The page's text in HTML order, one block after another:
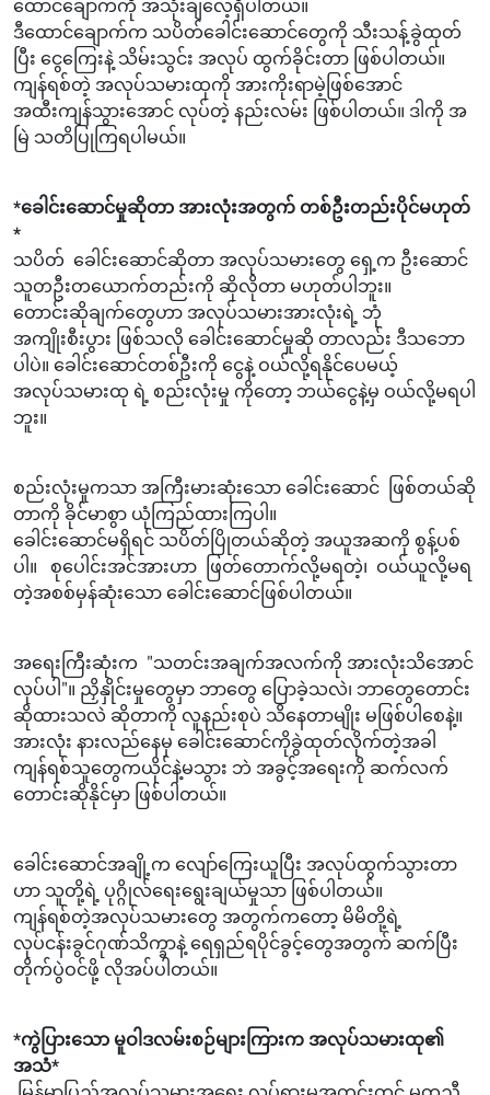
ထောင်ချောက်ကို အသုံးချလေ့ရှိပါတယ်။
ဒီထောင်ချောက်က သပိတ်ခေါင်းဆောင်တွေကို သီးသန့်ခွဲထုတ်
ပြီး ငွေကြေးနဲ့ သိမ်းသွင်း အလုပ် ထွက်ခိုင်းတာ ဖြစ်ပါတယ်။
ကျန်ရစ်တဲ့ အလုပ်သမားထုကို အားကိုးရာမဲ့ဖြစ်အောင်
အထီးကျန်သွားအောင် လုပ်တဲ့ နည်းလမ်း ဖြစ်ပါတယ်။ ဒါကို အ
မြဲ သတိပြုကြရပါမယ်။
*ခေါင်းဆောင်မှုဆိုတာ အားလုံးအတွက် တစ်ဦးတည်းပိုင်မဟုတ်
*
သပိတ် ခေါင်းဆောင်ဆိုတာ အလုပ်သမားတွေ ရှေ့က ဦးဆောင်
သူတဦးတယောက်တည်းကို ဆိုလိုတာ မဟုတ်ပါဘူး။
တောင်းဆိုချက်တွေဟာ အလုပ်သမားအားလုံးရဲ့ ဘုံ
အကျိုးစီးပွား ဖြစ်သလို ခေါင်းဆောင်မှုဆို တာလည်း ဒီသဘော
ပါပဲ။ ခေါင်းဆောင်တစ်ဦးကို ငွေနဲ့ ဝယ်လို့ရနိုင်ပေမယ့်
အလုပ်သမားထု ရဲ့ စည်းလုံးမှု ကိုတော့ ဘယ်ငွေနဲ့မှ ဝယ်လို့မရပါ
ဘူး။
စည်းလုံးမှုကသာ အကြီးမားဆုံးသော ခေါင်းဆောင် ဖြစ်တယ်ဆို
တာကို ခိုင်မာစွာ ယုံကြည်ထားကြပါ။
ခေါင်းဆောင်မရှိရင် သပိတ်ပြိုတယ်ဆိုတဲ့ အယူအဆကို စွန့်ပစ်
ပါ။ စုပေါင်းအင်အားဟာ ဖြတ်တောက်လို့မရတဲ့၊ ဝယ်ယူလို့မရ
တဲ့အစစ်မှန်ဆုံးသော ခေါင်းဆောင်ဖြစ်ပါတယ်။
အရေးကြီးဆုံးက "သတင်းအချက်အလက်ကို အားလုံးသိအောင်
လုပ်ပါ"။ ညှိနှိုင်းမှုတွေမှာ ဘာတွေ ပြောခဲ့သလဲ၊ ဘာတွေတောင်း
ဆိုထားသလဲ ဆိုတာကို လူနည်းစုပဲ သိနေတာမျိုး မဖြစ်ပါစေနဲ့။
အားလုံး နားလည်နေမှ ခေါင်းဆောင်ကိုခွဲထုတ်လိုက်တဲ့အခါ
ကျန်ရစ်သူတွေကယိုင်နဲ့မသွား ဘဲ အခွင့်အရေးကို ဆက်လက်
တောင်းဆိုနိုင်မှာ ဖြစ်ပါတယ်။
ခေါင်းဆောင်အချို့က လျော်ကြေးယူပြီး အလုပ်ထွက်သွားတာ
ဟာ သူတို့ရဲ့ ပုဂ္ဂိုလ်ရေးရွေးချယ်မှုသာ ဖြစ်ပါတယ်။
ကျန်ရစ်တဲ့အလုပ်သမားတွေ အတွက်ကတော့ မိမိတို့ရဲ့
လုပ်ငန်းခွင်ဂုဏ်သိက္ခာနဲ့ ရေရှည်ရပိုင်ခွင့်တွေအတွက် ဆက်ပြီး
တိုက်ပွဲဝင်ဖို့ လိုအပ်ပါတယ်။
*ကွဲပြားသော မူဝါဒလမ်းစဉ်များကြားက အလုပ်သမားထု၏
အသံ*